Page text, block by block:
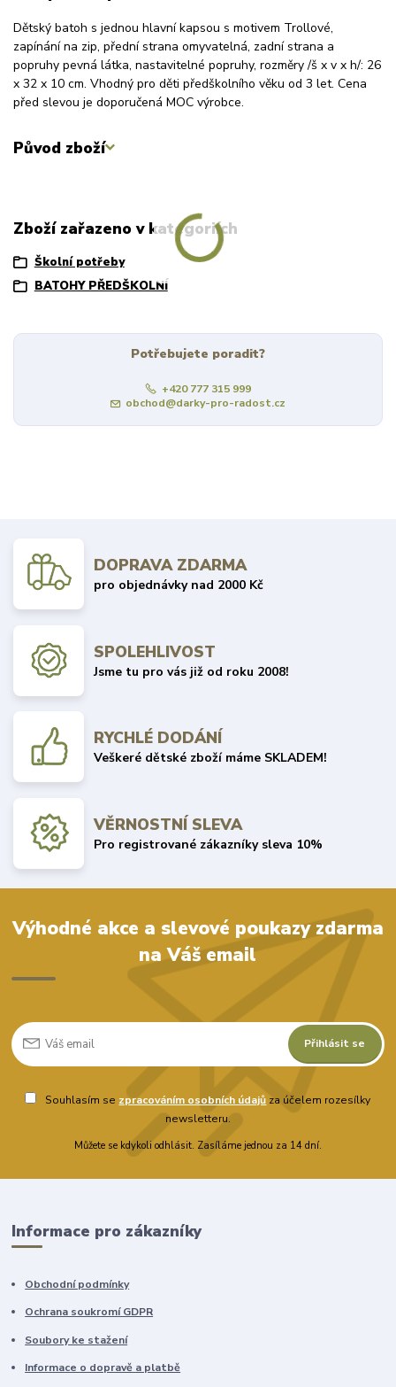
Dětský batoh s jednou hlavní kapsou s motivem Trollové,
zapínání na zip, přední strana omyvatelná, zadní strana a
popruhy pevná látka, nastavitelné popruhy, rozměry /š x v x h/: 26
x 32 x 10 cm. Vhodný pro děti předškolního věku od 3 let. Cena
před slevou je doporučená MOC výrobce.
Původ zboží
Zboží zařazeno v kategoriích
Školní potřeby
BATOHY PŘEDŠKOLNÍ
Potřebujete poradit?
+420 777 315 999
obchod@darky-pro-radost.cz
DOPRAVA ZDARMA
pro objednávky nad 2000 Kč
SPOLEHLIVOST
Jsme tu pro vás již od roku 2008!
RYCHLÉ DODÁNÍ
Veškeré dětské zboží máme SKLADEM!
VĚRNOSTNÍ SLEVA
Pro registrované zákazníky sleva 10%
Výhodné akce a slevové poukazy zdarma
na Váš email
Přihlásit se
Souhlasím se zpracováním osobních údajů za účelem rozesílky
newsletteru.
Můžete se kdykoli odhlásit. Zasíláme jednou za 14 dní.
Informace pro zákazníky
Obchodní podmínky
Ochrana soukromí GDPR
Soubory ke stažení
Informace o dopravě a platbě